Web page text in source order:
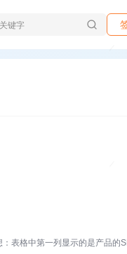
表格中第一列显示的是产品的